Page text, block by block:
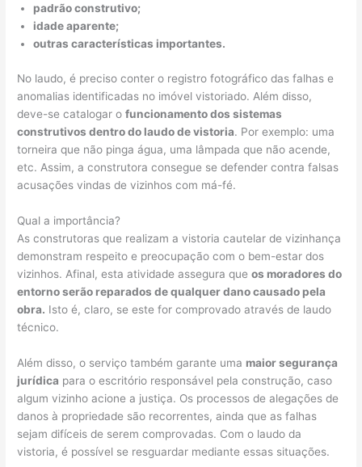
padrão construtivo;
idade aparente;
outras características importantes.
No laudo, é preciso conter o registro fotográfico das falhas e
anomalias identificadas no imóvel vistoriado. Além disso,
deve-se catalogar ofuncionamento dos sistemas
construtivos dentro do laudo de vistoria. Por exemplo: uma
torneira que não pinga água, uma lâmpada que não acende,
etc. Assim, a construtora consegue se defender contra falsas
acusações vindas de vizinhos com má-fé.
Qual a importância?
As construtoras que realizam a vistoria cautelar de vizinhança
demonstram respeito e preocupação com o bem-estar dos
vizinhos. Afinal, esta atividade assegura queos moradores do
entorno serão reparados de qualquer dano causado pela
obra. Isto é, claro, se este for comprovado através de laudo
técnico.
Além disso, o serviço também garante uma maior segurança
jurídica para o escritório responsável pela construção, caso
algum vizinho acione a justiça. Os processos de alegações de
danos à propriedade são recorrentes, ainda que as falhas
sejam difíceis de serem comprovadas. Com o laudo da
vistoria, é possível se resguardar mediante essas situações.